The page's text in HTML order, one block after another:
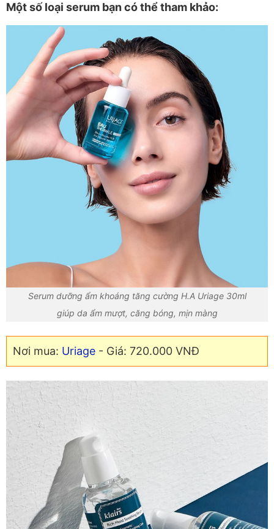
Một số loại serum bạn có thể tham khảo:
Serum dưỡng ẩm khoáng tăng cường H.A Uriage 30ml
giúp da ẩm mượt, căng bóng, mịn màng
Nơi mua: Uriage - Giá: 720.000 VNĐ